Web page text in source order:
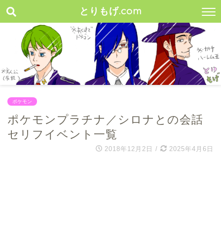
とりもげ.com
ポケモン
ポケモンプラチナ／シロナとの会話
セリフイベント一覧
2018年12月2日 / 2025年4月6日